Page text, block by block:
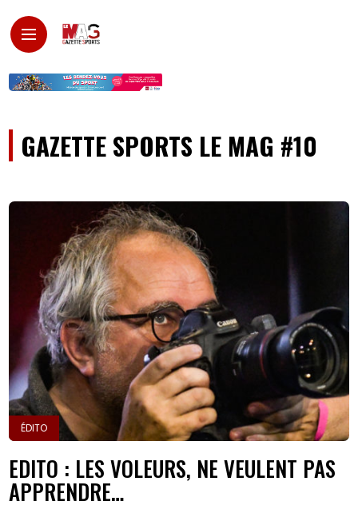
GAZETTE SPORTS LE MAG #10
ÉDITO
EDITO : LES VOLEURS, NE VEULENT PAS
APPRENDRE…